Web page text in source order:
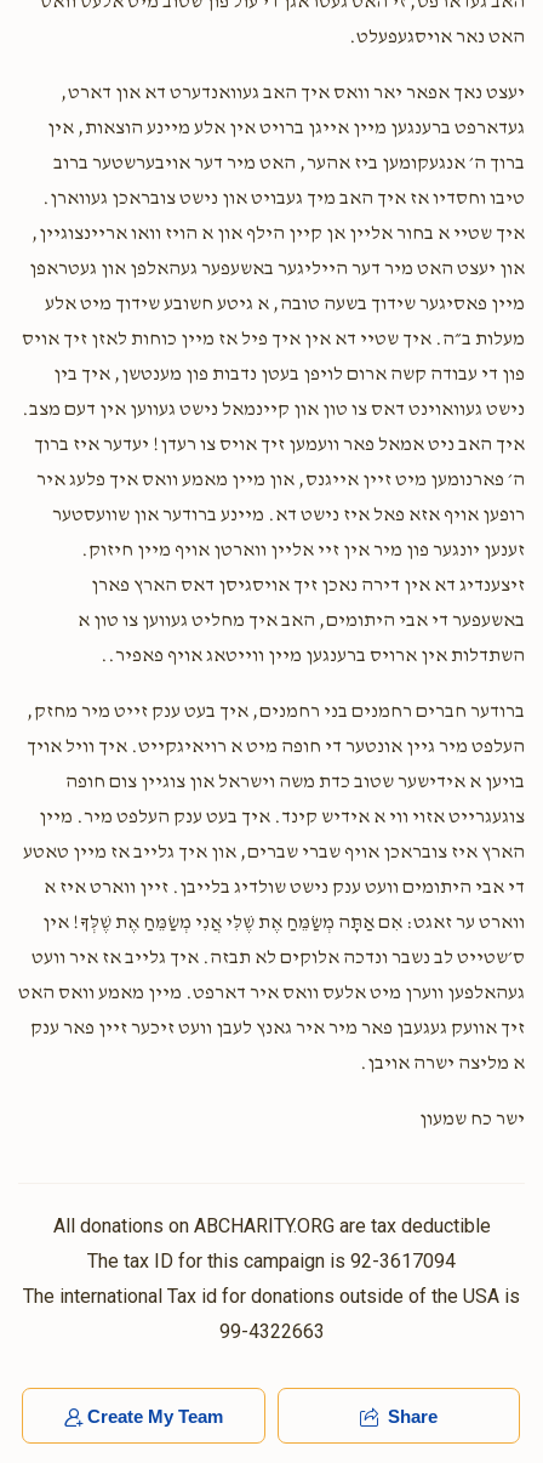
האט נאר אויסגעפעלט.
יעצט נאך אפאר יאר וואס איך האב געוואנדערט דא און דארט,
געדארפט ברענגען מיין אייגן ברויט אין אלע מיינע הוצאות, אין
ברוך ה׳ אנגעקומען ביז אהער, האט מיר דער אויבערשטער ברוב
טיבו וחסדיו אז איך האב מיך געבויט און נישט צובראכן געווארן.
איך שטיי א בחור אליין אן קיין הילף און א הויז וואו אריינצוגיין,
און יעצט האט מיר דער הייליגער באשעפער געהאלפן און געטראפן
מיין פאסיגער שידוך בשעה טובה, א גיטע חשובע שידוך מיט אלע
מעלות ב״ה. איך שטיי דא אין איך פיל אז מיין כוחות לאזן זיך אויס
פון די עבודה קשה ארום לויפן בעטן נדבות פון מענטשן, איך בין
נישט געוואוינט דאס צו טון און קיינמאל נישט געווען אין דעם מצב.
איך האב ניט אמאל פאר וועמען זיך אויס צו רעדן! יעדער איז ברוך
ה׳ פארנומען מיט זיין אייגנס, און מיין מאמע וואס איך פלעג איר
רופען אויף אזא פאל איז נישט דא. מיינע ברודער און שוועסטער
זענען יונגער פון מיר אין זיי אליין ווארטן אויף מיין חיזוק.
זיצענדיג דא אין דירה נאכן זיך אויסגיסן דאס הארץ פארן
באשעפער די אבי היתומים, האב איך מחליט געווען צו טון א
השתדלות אין ארויס ברענגען מיין ווייטאג אויף פאפיר..
ברודער חברים רחמנים בני רחמנים, איך בעט ענק זייט מיר מחזק,
העלפט מיר גיין אונטער די חופה מיט א רויאיגקייט. איך וויל אויך
בויען א אידישער שטוב כדת משה וישראל און צוגיין צום חופה
צוגעגרייט אזוי ווי א אידיש קינד. איך בעט ענק העלפט מיר. מיין
הארץ איז צובראכן אויף שברי שברים, און איך גלייב אז מיין טאטע
די אבי היתומים וועט ענק נישט שולדיג בלייבן. זיין ווארט איז א
ווארט ער זאגט: אִם אַתָּה מְשַׂמֵּחַ אֶת שֶׁלִּי אֲנִי מְשַׂמֵּחַ אֶת שֶׁלְּךָ! אין
ס׳שטייט לב נשבר ונדכה אלוקים לא תבזה. איך גלייב אז איר וועט
געהאלפען ווערן מיט אלעס וואס איר דארפט. מיין מאמע וואס האט
זיך אוועק געגעבן פאר מיר איר גאנץ לעבן וועט זיכער זיין פאר ענק
א מליצה ישרה אויבן.
ישר כח שמעון
All donations on ABCHARITY.ORG are tax deductible
The tax ID for this campaign is 92-3617094
The international Tax id for donations outside of the USA is
99-4322663
Create My Team Share